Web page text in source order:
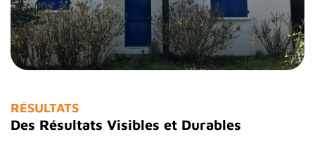
RÉSULTATS
Des Résultats Visibles et Durables